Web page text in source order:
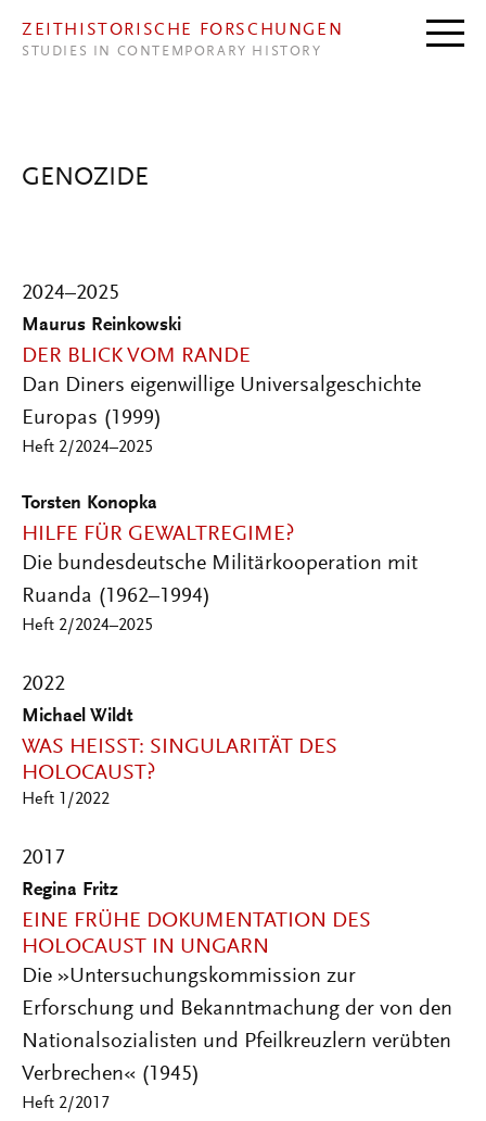
ZEITHISTORISCHE FORSCHUNGEN
STUDIES IN CONTEMPORARY HISTORY
GENOZIDE
2024–2025
Maurus Reinkowski
DER BLICK VOM RANDE
Dan Diners eigenwillige Universalgeschichte
Europas (1999)
Heft 2/2024–2025
Torsten Konopka
HILFE FÜR GEWALTREGIME?
Die bundesdeutsche Militärkooperation mit
Ruanda (1962–1994)
Heft 2/2024–2025
2022
Michael Wildt
WAS HEISST: SINGULARITÄT DES H
OLOCAUST?
Heft 1/2022
2017
Regina Fritz
EINE FRÜHE DOKUMENTATION DES
HOLOCAUST IN UNGARN
Die »Untersuchungskommission zur
Erforschung und Bekanntmachung der von den
Nationalsozialisten und Pfeilkreuzlern verübten
Verbrechen« (1945)
Heft 2/2017